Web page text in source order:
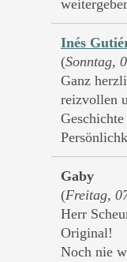
Inés
(Sonntag,
Ganz
reizvollen
Gaby
(Freitag,
Herr
Original!
Noch nie